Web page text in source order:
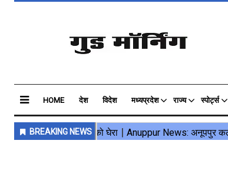
HOME देश विदेश मध्यप्रदेश राज्य स्पोर्ट्स